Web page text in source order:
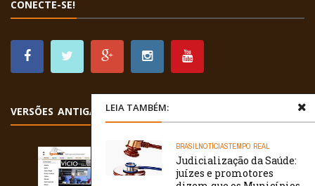
LEIA TAMBÉM:
BRASILNOTÍCIASTEMPO REAL
Judicialização da Saúde:
juízes e promotores
CONECTE-SE!
VERSÕES ANTIGAS